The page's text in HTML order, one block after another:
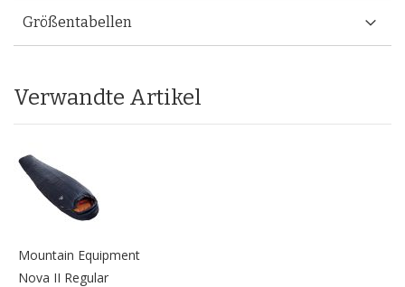
Größentabellen
Verwandte Artikel
Mountain Equipment
Nova II Regular